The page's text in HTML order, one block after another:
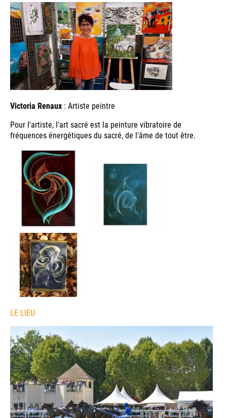
Victoria Renaux : Artiste peintre
Pour l'artiste, l'art sacré est la peinture vibratoire de
fréquences énergétiques du sacré, de l'âme de tout être.
LE LIEU